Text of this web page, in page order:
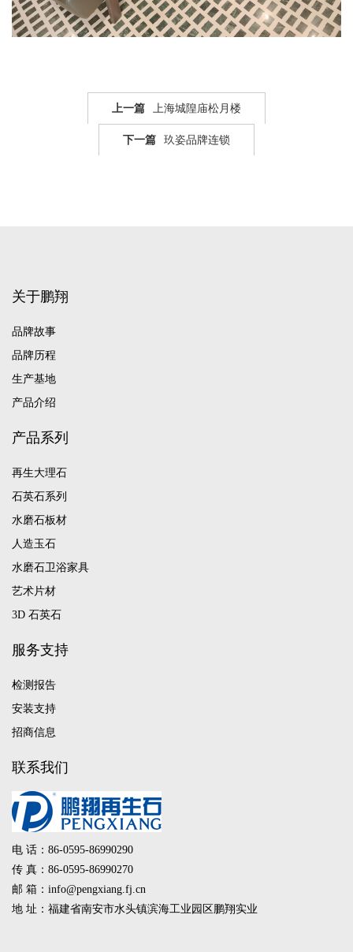
上一篇 上海城隍庙松月楼
下一篇 玖姿品牌连锁
关于鹏翔
品牌故事
品牌历程
生产基地
产品介绍
产品系列
再生大理石
石英石系列
水磨石板材
人造玉石
水磨石卫浴家具
艺术片材
3D 石英石
服务支持
检测报告
安装支持
招商信息
联系我们
电 话：86-0595-86990290
传 真：86-0595-86990270
邮 箱：info@pengxiang.fj.cn
地 址：福建省南安市水头镇滨海工业园区鹏翔实业